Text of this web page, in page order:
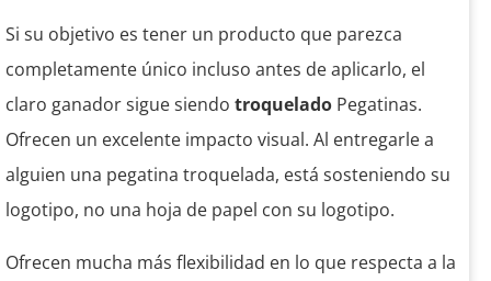
Si su objetivo es tener un producto que parezca
completamente único incluso antes de aplicarlo, el
claro ganador sigue siendo troquelado Pegatinas.
Ofrecen un excelente impacto visual. Al entregarle a
alguien una pegatina troquelada, está sosteniendo su
logotipo, no una hoja de papel con su logotipo.
Ofrecen mucha más flexibilidad en lo que respecta a la